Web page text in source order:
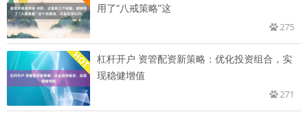
用了“八戒策略”这
275
杠杆开户 资管配资新策略：优化投资组合，实
现稳健增值
271